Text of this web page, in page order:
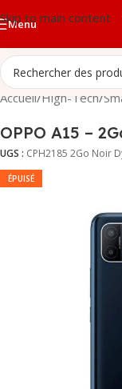
Skip to main content
Menu
Accueil/High-Tech/
OPPO A15 –
UGS : CPH2185 2Go Noir
ÉPUISÉ